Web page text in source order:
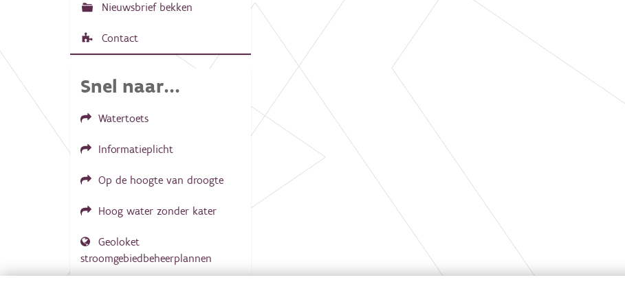
Nieuwsbrief bekken
Contact
Snel naar...
Watertoets
Informatieplicht
Op de hoogte van droogte
Hoog water zonder kater
Geoloket
stroomgebiedbeheerplannen